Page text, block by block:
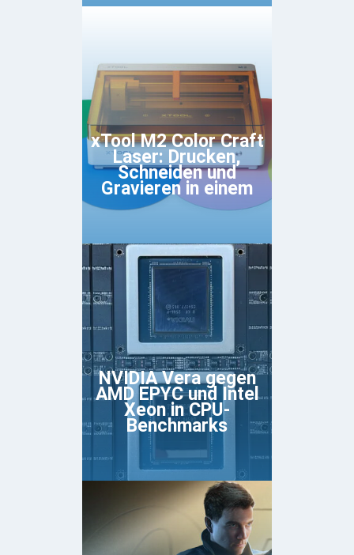
xTool M2 Color Craft
Laser: Drucken,
Schneiden und
Gravieren in einem
NVIDIA Vera gegen
AMD EPYC und Intel
Xeon in CPU-
Benchmarks